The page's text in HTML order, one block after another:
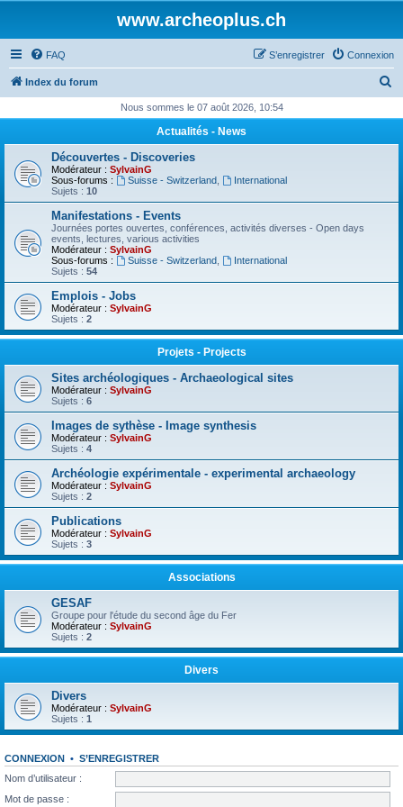
www.archeoplus.ch
FAQ Connexion
S’enregistrer
Index du forum
h
Nous sommes le 07 août 2026, 10:54
Actualités - News
Découvertes - Discoveries
Modérateur : SylvainG
Sous-forums :
Suisse - Switzerland,
International
Sujets : 10
Manifestations - Events
Journées portes ouvertes, conférences, activités diverses - Open days
events, lectures, various activities
Modérateur : SylvainG
Sous-forums :
Suisse - Switzerland,
International
Sujets : 54
Emplois - Jobs
Modérateur : SylvainG
Sujets : 2
Projets - Projects
Sites archéologiques - Archaeological sites
Modérateur : SylvainG
Sujets : 6
Images de sythèse - Image synthesis
Modérateur : SylvainG
Sujets : 4
Archéologie expérimentale - experimental archaeology
Modérateur : SylvainG
Sujets : 2
Publications
Modérateur : SylvainG
Sujets : 3
Associations
GESAF
Groupe pour l'étude du second âge du Fer
Modérateur : SylvainG
Sujets : 2
Divers
Divers
Modérateur : SylvainG
Sujets : 1
CONNEXION • S’ENREGISTRER
Nom d’utilisateur :
Mot de passe :